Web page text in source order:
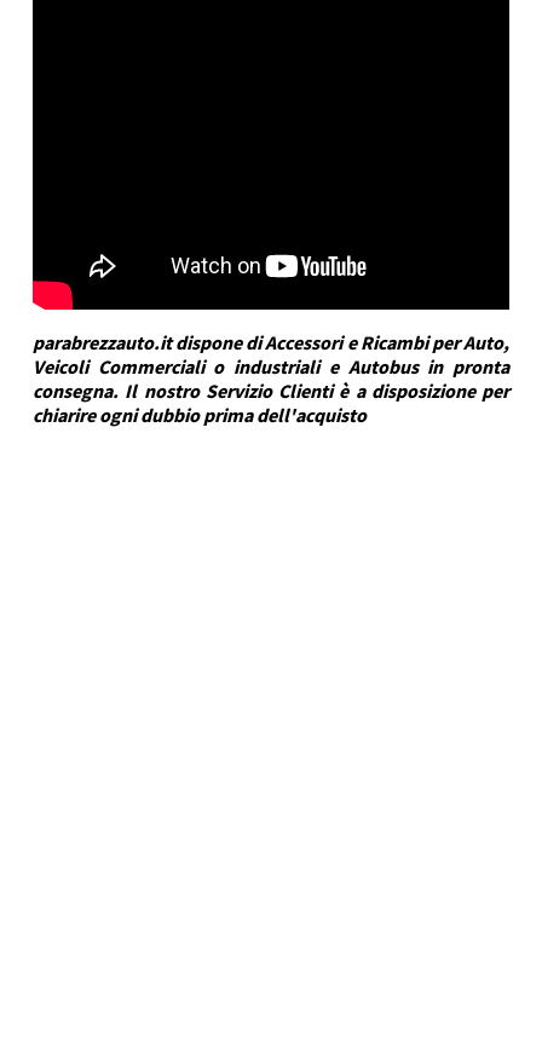
parabrezzauto.it dispone di Accessori e Ricambi per Auto,
Veicoli Commerciali o industriali e Autobus in pronta
consegna. Il nostro Servizio Clienti è a disposizione per
chiarire ogni dubbio prima dell'acquisto